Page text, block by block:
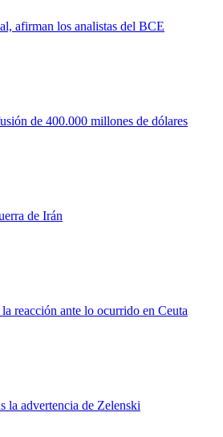
afirman los analistas del BCE
de 400.000 millones de dólares
de Irán
reacción ante lo ocurrido en Ceuta
la advertencia de Zelenski